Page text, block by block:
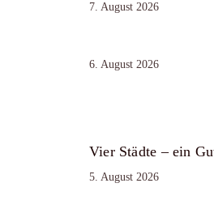
7. August 2026
6. August 2026
Vier Städte – ein
5. August 2026